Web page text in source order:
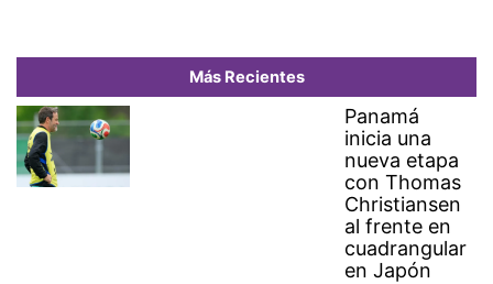
Más Recientes
Panamá
inicia una
nueva etapa
con Thomas
Christiansen
al frente en
cuadrangular
en Japón